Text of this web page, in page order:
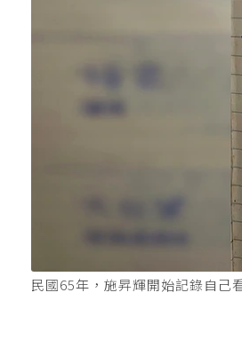
民國65年，施昇輝開始記錄自己